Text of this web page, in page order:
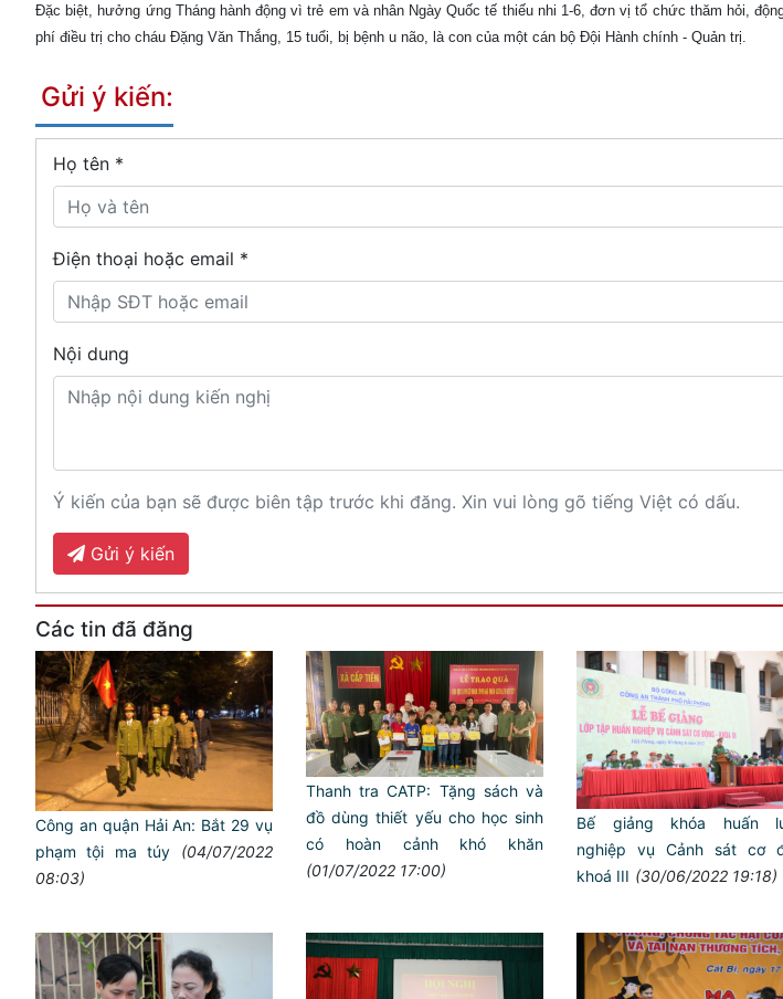
Đặc biệt, hưởng ứng Tháng hành động vì trẻ em và nhân Ngày Quốc tế thiếu nhi 1-6, đơn vị tổ chức thăm hỏi,
phí điều trị cho cháu Đặng Văn Thắng, 15 tuổi, bị bệnh u não, là con của một cán bộ Đội Hành chính - Quản trị.
Gửi ý kiến:
Họ tên *
Điện thoại hoặc email *
Nội dung
Ý kiến của bạn sẽ được biên tập trước khi đăng. Xin vui lòng gõ tiếng Việt có dấu.
Gửi ý kiến
Các tin đã đăng
Công an quận Hải An: Bắt 29 vụ
phạm tội ma túy
(04/07/2022
08:03)
Thanh tra CATP: Tặng sách và
đồ dùng thiết yếu cho học sinh
có hoàn cảnh khó khăn
(01/07/2022 17:00)
Bế giảng khóa huấn
nghiệp vụ Cảnh sát cơ
khoá III (30/06/2022 19:18)